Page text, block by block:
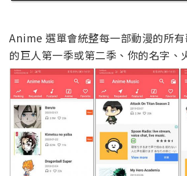
Anime 選單會統整每一部動漫的所
的巨人第一季或第二季、你的名字、